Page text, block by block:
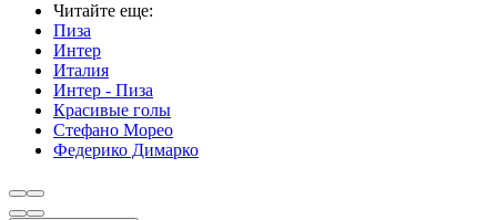
Читайте еще:
Пиза
Интер
Италия
Интер - Пиза
Красивые голы
Стефано Морео
Федерико Димарко